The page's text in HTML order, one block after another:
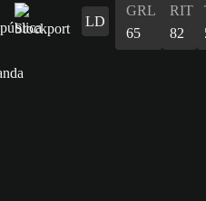
LD
GRL
65
RIT
82